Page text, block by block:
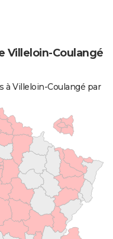
Villeloin-Coulangé
à Villeloin-Coulangé par